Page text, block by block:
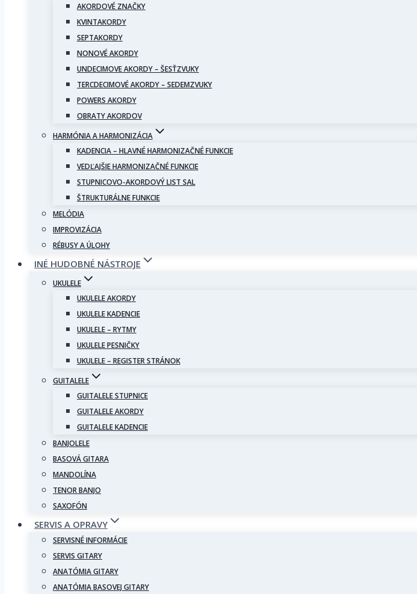
AKORDOVÉ ZNAČKY
KVINTAKORDY
SEPTAKORDY
NONOVÉ AKORDY
UNDECIMOVE AKORDY – ŠESŤZVUKY
TERCDECIMOVÉ AKORDY – SEDEMZVUKY
POWERS AKORDY
OBRATY AKORDOV
HARMÓNIA A HARMONIZÁCIA
KADENCIA – HLAVNÉ HARMONIZAČNÉ FUNKCIE
VEDĽAJŠIE HARMONIZAČNÉ FUNKCIE
STUPNICOVO-AKORDOVÝ LIST SAL
ŠTRUKTURÁLNE FUNKCIE
MELÓDIA
IMPROVIZÁCIA
RÉBUSY A ÚLOHY
INÉ HUDOBNÉ NÁSTROJE
UKULELE
UKULELE AKORDY
UKULELE KADENCIE
UKULELE – RYTMY
UKULELE PESNIČKY
UKULELE – REGISTER STRÁNOK
GUITALELE
GUITALELE STUPNICE
GUITALELE AKORDY
GUITALELE KADENCIE
BANJOLELE
BASOVÁ GITARA
MANDOLÍNA
TENOR BANJO
SAXOFÓN
SERVIS A OPRAVY
SERVISNÉ INFORMÁCIE
SERVIS GITARY
ANATÓMIA GITARY
ANATÓMIA BASOVEJ GITARY